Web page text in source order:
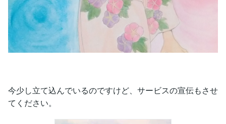
今少し立て込んでいるのですけど、サービスの宣伝もさせ
てください。